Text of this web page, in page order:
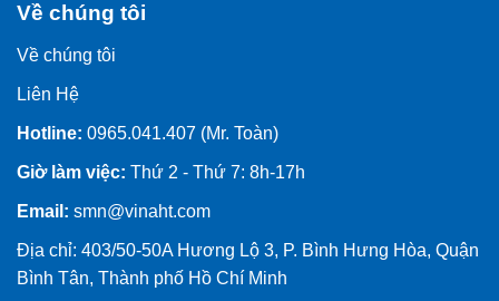
Về chúng tôi
Về chúng tôi
Liên Hệ
Hotline: 0965.041.407 (Mr. Toàn)
Giờ làm việc: Thứ 2 - Thứ 7: 8h-17h
Email: smn@vinaht.com
Địa chỉ: 403/50-50A Hương Lộ 3, P. Bình Hưng Hòa, Quận
Bình Tân, Thành phố Hồ Chí Minh